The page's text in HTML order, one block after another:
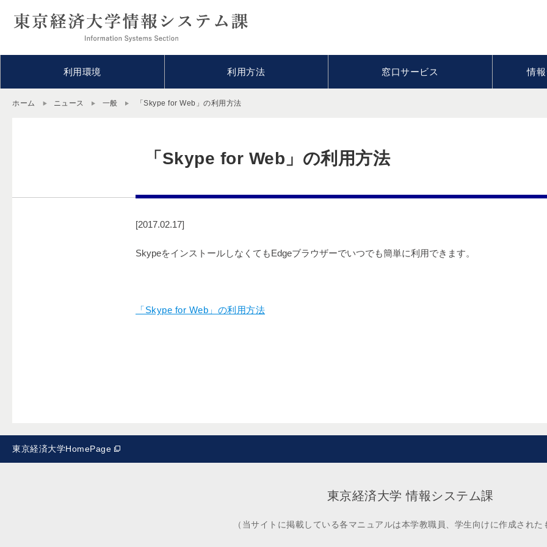
利用環境 利用方法 窓口サービス 情
ホーム ニュース 一般 「Skype for Web」の利用方法
「Skype for Web」の利用方法
[2017.02.17]
SkypeをインストールしなくてもEdgeブラウザーでいつでも簡単に利用できます。
「Skype for Web」の利用方法
東京経済大学HomePage
東京経済大学 情報システム課
（当サイトに掲載している各マニュアルは本学教職員、学生向けに作成された